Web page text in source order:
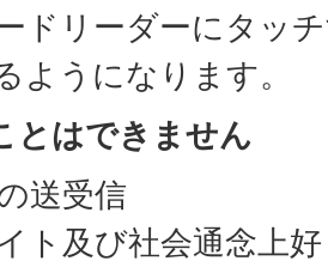
ドリーダーにタッ
ようになります。
とはできません
送受信
ト及び社会通念上